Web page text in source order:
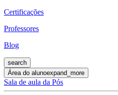
Certificações
Professores
Blog
search
Área do alunoexpand_more
Sala de aula da Pós